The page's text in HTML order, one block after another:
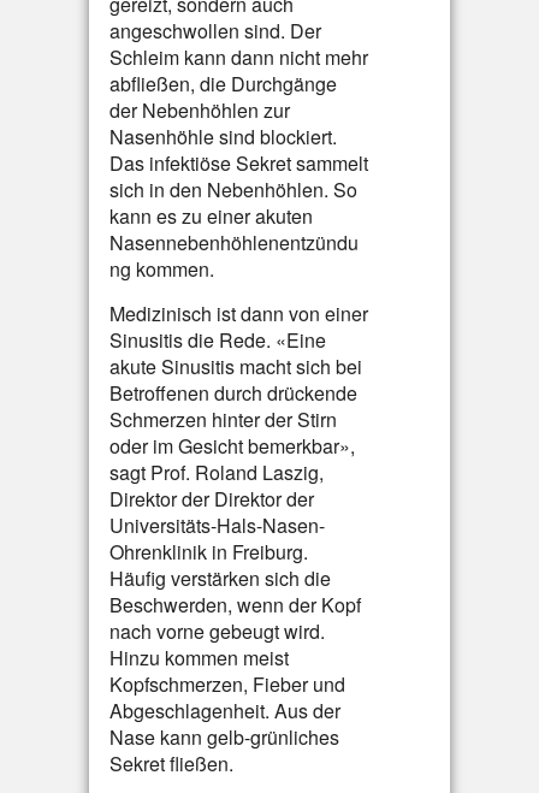
angeschwollen sind. Der
Schleim kann dann nicht mehr
abfließen, die Durchgänge
der Nebenhöhlen zur
Nasenhöhle sind blockiert.
Das infektiöse Sekret sammelt
sich in den Nebenhöhlen. So
kann es zu einer akuten
Nasennebenhöhlenentzündu
ng kommen.
Medizinisch ist dann von einer
Sinusitis die Rede. «Eine
akute Sinusitis macht sich bei
Betroffenen durch drückende
Schmerzen hinter der Stirn
oder im Gesicht bemerkbar»,
sagt Prof. Roland Laszig,
Direktor der Direktor der
Universitäts-Hals-Nasen-
Ohrenklinik in Freiburg.
Häufig verstärken sich die
Beschwerden, wenn der Kopf
nach vorne gebeugt wird.
Hinzu kommen meist
Kopfschmerzen, Fieber und
Abgeschlagenheit. Aus der
Nase kann gelb-grünliches
Sekret fließen.